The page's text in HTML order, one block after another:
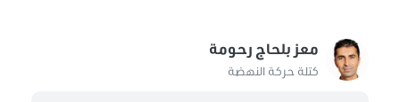
معز بلحاج رحومة
كتلة حركة النهضة